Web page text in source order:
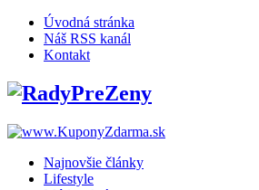
Skip
content
Úvodná stránka
Náš RSS kanál
Kontakt
Najnovšie články
Lifestyle